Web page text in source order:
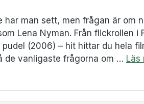
har man sett, men frågan är om
Lena Nyman. Från flickrollen i
(2006) – hit hittar du hela
de vanligaste frågorna om … Läs